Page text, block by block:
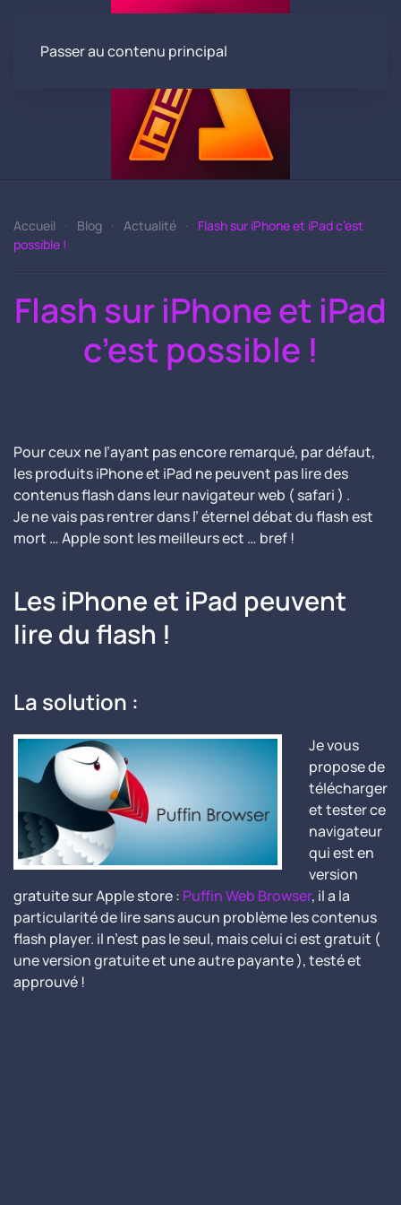
Passer au contenu principal
Accueil Blog Actualité
Flash sur iPhone et iPad c’est
possible !
Flash sur iPhone et iPad
c’est possible !
Pour ceux ne l’ayant pas encore remarqué, par défaut,
les produits iPhone et iPad ne peuvent pas lire des
contenus flash dans leur navigateur web ( safari ) .
Je ne vais pas rentrer dans l’ éternel débat du flash est
mort … Apple sont les meilleurs ect … bref !
Les iPhone et iPad peuvent
lire du flash !
La solution :
Je vous
propose de
télécharger
et tester ce
navigateur
qui est en
version
gratuite sur Apple store : Puffin Web Browser, il a la
particularité de lire sans aucun problème les contenus
flash player. il n’est pas le seul, mais celui ci est gratuit (
une version gratuite et une autre payante ), testé et
approuvé !